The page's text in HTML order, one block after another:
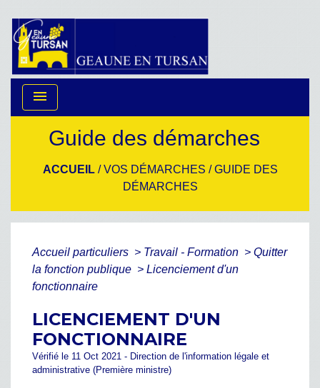
menu
Guide des démarches
ACCUEIL/VOS DÉMARCHES /GUIDE DES
DÉMARCHES
Accueil particuliers > Travail - Formation > Quitter
la fonction publique > Licenciement d'un
fonctionnaire
LICENCIEMENT D'UN
FONCTIONNAIRE
Vérifié le 11 Oct 2021 - Direction de l'information légale et
administrative (Première ministre)